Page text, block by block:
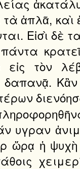
καὶ
Εἰσὶ δὲ
τὸν
υγραν
ὥρᾳ ἡ